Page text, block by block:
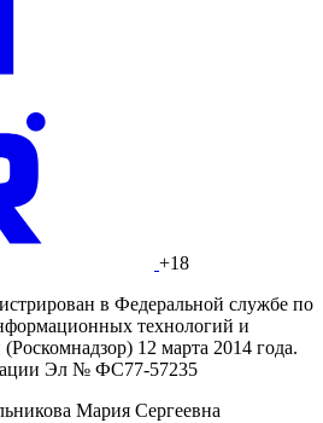
+18
в Федеральной службе по
технологий и
12 марта 2014 года.
Эл № ФС77-57235
Мария Сергеевна